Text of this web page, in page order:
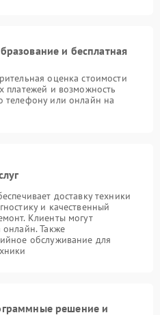
и бесплатная
оценка стоимости
платежей и возможность
телефону или онлайн на
доставку техники
и качественный
Клиенты могут
онлайн. Также
обслуживание для
решение и